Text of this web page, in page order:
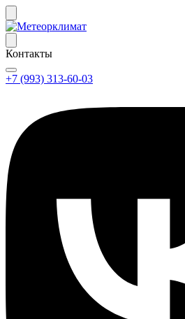
Контакты
+7 (993) 313-60-03